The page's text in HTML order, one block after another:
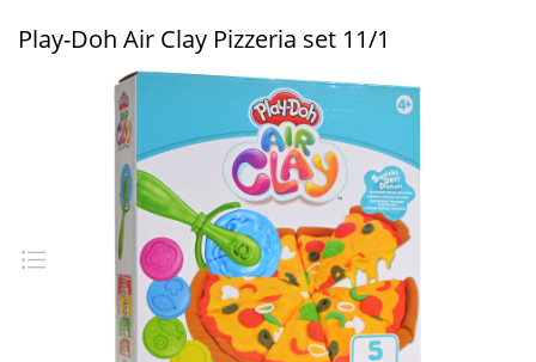
Play-Doh Air Clay Pizzeria set 11/1